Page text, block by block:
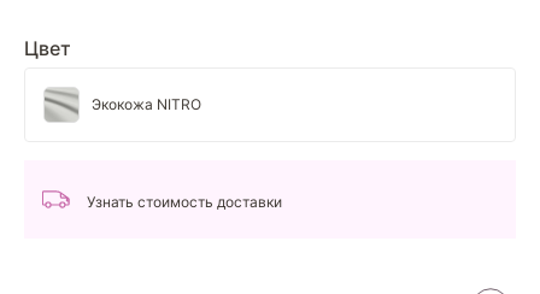
Цвет
Экокожа NITRO
Узнать стоимость доставки